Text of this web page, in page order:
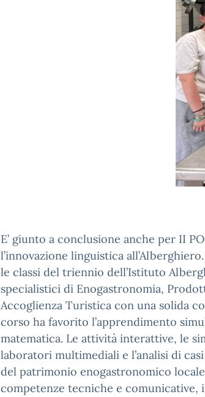
E’ giunto a conclusione anche per II
l’innovazione linguistica
le classi del triennio dell’Istituto
specialistici di Enogastronomia,
Accoglienza Turistica con una solida
corso ha favorito l’apprendimento
matematica. Le attività interattive, le
laboratori multimediali e l’analisi di
del patrimonio enogastronomico
competenze tecniche e comunicative,